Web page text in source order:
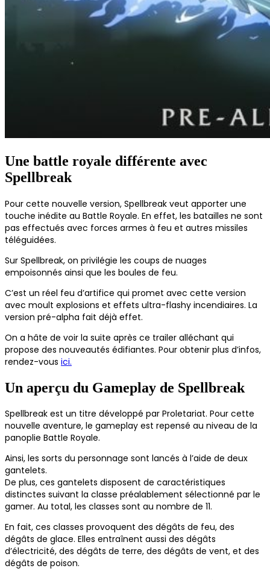
Une battle royale différente avec
Spellbreak
Pour cette nouvelle version, Spellbreak veut apporter une
touche inédite au Battle Royale. En effet, les batailles ne sont
pas effectués avec forces armes à feu et autres missiles
téléguidées.
Sur Spellbreak, on privilégie les coups de nuages
empoisonnés ainsi que les boules de feu.
C’est un réel feu d’artifice qui promet avec cette version
avec moult explosions et effets ultra-flashy incendiaires. La
version pré-alpha fait déjà effet.
On a hâte de voir la suite après ce trailer alléchant qui
propose des nouveautés édifiantes. Pour obtenir plus d’infos,
rendez-vous ici.
Un aperçu du Gameplay de Spellbreak
Spellbreak est un titre développé par Proletariat. Pour cette
nouvelle aventure, le gameplay est repensé au niveau de la
panoplie Battle Royale.
Ainsi, les sorts du personnage sont lancés à l’aide de deux
gantelets.
De plus, ces gantelets disposent de caractéristiques
distinctes suivant la classe préalablement sélectionné par le
gamer. Au total, les classes sont au nombre de 11.
En fait, ces classes provoquent des dégâts de feu, des
dégâts de glace. Elles entraînent aussi des dégâts
d’électricité, des dégâts de terre, des dégâts de vent, et des
dégâts de poison.